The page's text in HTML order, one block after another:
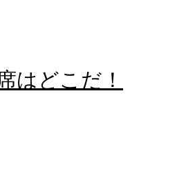
はどこだ！